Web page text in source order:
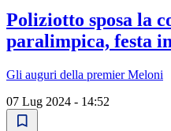
Poliziotto sposa la
paralimpica, festa
Gli auguri della premier Meloni
07 Lug 2024 - 14:52